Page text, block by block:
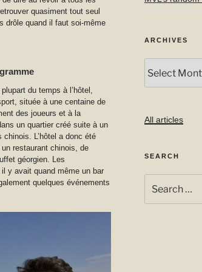
quasiment tout seul
drôle quand il faut soi-même
du temps à l’hôtel,
située à une centaine de
des joueurs et à la
un quartier créé suite à un
L’hôtel a donc été
restaurant chinois, de
géorgien. Les
y avait quand même un bar
quelques événements
ARCHIVES
All articles
SEARCH
for: